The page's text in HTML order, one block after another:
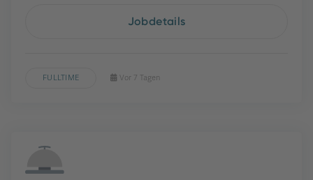
Jobdetails
FULLTIME Vor 7 Tagen